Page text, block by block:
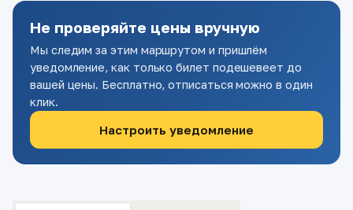
Не проверяйте цены вручную
Мы следим за этим маршрутом и пришлём
уведомление, как только билет подешевеет до
вашей цены. Бесплатно, отписаться можно в один
клик.
Настроить уведомление